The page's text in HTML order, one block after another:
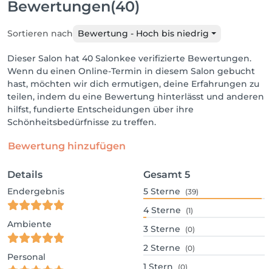
Bewertungen(40)
Sortieren nach Bewertung - Hoch bis niedrig
Dieser Salon hat 40 Salonkee verifizierte Bewertungen.
Wenn du einen Online-Termin in diesem Salon gebucht
hast, möchten wir dich ermutigen, deine Erfahrungen zu
teilen, indem du eine Bewertung hinterlässt und anderen
hilfst, fundierte Entscheidungen über ihre
Schönheitsbedürfnisse zu treffen.
Bewertung hinzufügen
Details
Endergebnis
Ambiente
Personal
Gesamt 5
5 Sterne (39)
4 Sterne (1)
3 Sterne (0)
2 Sterne (0)
1 Stern (0)